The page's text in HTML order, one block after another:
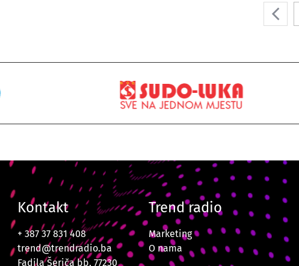
Kontakt
+ 387 37 831 408
trend@trendradio.ba
Fadila Šeriča bb, 77230
Trend radio
Marketing
O nama